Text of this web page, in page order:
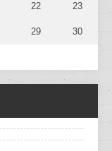
22 23
29 30